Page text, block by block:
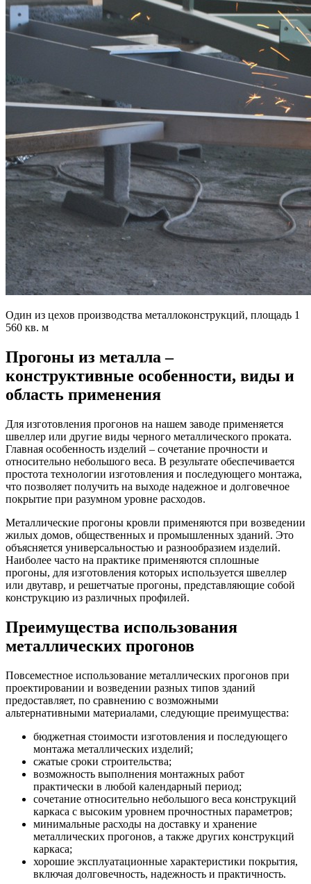
Один из цехов производства металлоконструкций, площадь 1
560 кв. м
Прогоны из металла –
конструктивные особенности, виды и
область применения
Для изготовления прогонов на нашем заводе применяется
швеллер или другие виды черного металлического проката.
Главная особенность изделий – сочетание прочности и
относительно небольшого веса. В результате обеспечивается
простота технологии изготовления и последующего монтажа,
что позволяет получить на выходе надежное и долговечное
покрытие при разумном уровне расходов.
Металлические прогоны кровли применяются при возведении
жилых домов, общественных и промышленных зданий. Это
объясняется универсальностью и разнообразием изделий.
Наиболее часто на практике применяются сплошные
прогоны, для изготовления которых используется швеллер
или двутавр, и решетчатые прогоны, представляющие собой
конструкцию из различных профилей.
Преимущества использования
металлических прогонов
Повсеместное использование металлических прогонов при
проектировании и возведении разных типов зданий
предоставляет, по сравнению с возможными
альтернативными материалами, следующие преимущества:
бюджетная стоимости изготовления и последующего
монтажа металлических изделий;
сжатые сроки строительства;
возможность выполнения монтажных работ
практически в любой календарный период;
сочетание относительно небольшого веса конструкций
каркаса с высоким уровнем прочностных параметров;
минимальные расходы на доставку и хранение
металлических прогонов, а также других конструкций
каркаса;
хорошие эксплуатационные характеристики покрытия,
включая долговечность, надежность и практичность.